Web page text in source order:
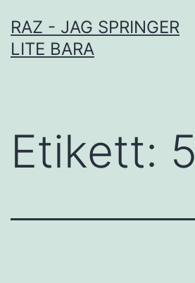
till
innehåll
RAZ - JAG SPRINGER
LITE BARA
Etikett: 5